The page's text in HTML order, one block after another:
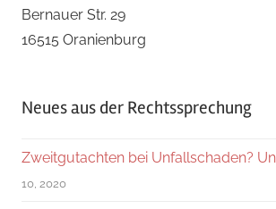
Bernauer Str. 29
16515 Oranienburg
Neues aus der Rechtssprechung
Zweitgutachten bei Unfallschaden?
10, 2020